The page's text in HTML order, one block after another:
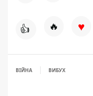
👍 🔥 ♥
ВІЙНА ВИБУХ